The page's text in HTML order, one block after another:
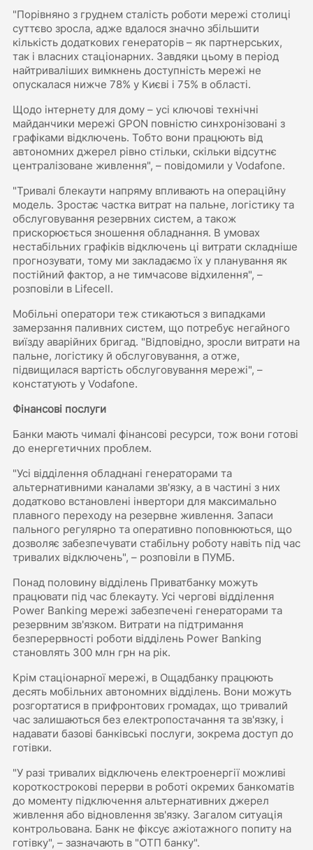
"Порівняно з груднем сталість роботи мережі столиці
суттєво зросла, адже вдалося значно збільшити
кількість додаткових генераторів – як партнерських,
так і власних стаціонарних. Завдяки цьому в період
найтриваліших вимкнень доступність мережі не
опускалася нижче 78% у Києві і 75% в області.
Щодо інтернету для дому – усі ключові технічні
майданчики мережі GPON повністю синхронізовані з
графіками відключень. Тобто вони працюють від
автономних джерел рівно стільки, скільки відсутнє
централізоване живлення", – повідомили у Vodafone.
"Тривалі блекаути напряму впливають на операційну
модель. Зростає частка витрат на пальне, логістику та
обслуговування резервних систем, а також
прискорюється зношення обладнання. В умовах
нестабільних графіків відключень ці витрати складніше
прогнозувати, тому ми закладаємо їх у планування як
постійний фактор, а не тимчасове відхилення", –
розповіли в Lifecell.
Мобільні оператори теж стикаються з випадками
замерзання паливних систем, що потребує негайного
виїзду аварійних бригад. "Відповідно, зросли витрати на
пальне, логістику й обслуговування, а отже,
підвищилася вартість обслуговування мережі", –
констатують у Vodafone.
Фінансові послуги
Банки мають чималі фінансові ресурси, тож вони готові
до енергетичних проблем.
"Усі відділення обладнані генераторами та
альтернативними каналами зв'язку, а в частині з них
додатково встановлені інвертори для максимально
плавного переходу на резервне живлення. Запаси
пального регулярно та оперативно поповнюються, що
дозволяє забезпечувати стабільну роботу навіть під час
тривалих відключень", – розповіли в ПУМБ.
Понад половину відділень Приватбанку можуть
працювати під час блекауту. Усі чергові відділення
Power Banking мережі забезпечені генераторами та
резервним зв'язком. Витрати на підтримання
безперервності роботи відділень Power Banking
становлять 300 млн грн на рік.
Крім стаціонарної мережі, в Ощадбанку працюють
десять мобільних автономних відділень. Вони можуть
розгортатися в прифронтових громадах, що тривалий
час залишаються без електропостачання та зв'язку, і
надавати базові банківські послуги, зокрема доступ до
готівки.
"У разі тривалих відключень електроенергії можливі
короткострокові перерви в роботі окремих банкоматів
до моменту підключення альтернативних джерел
живлення або відновлення зв'язку. Загалом ситуація
контрольована. Банк не фіксує ажіотажного попиту на
готівку", – зазначають в "ОТП банку".